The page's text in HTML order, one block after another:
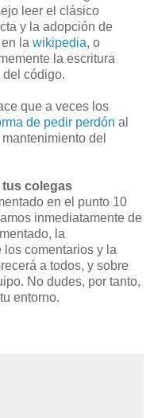
leer el clásico
y la adopción de
la wikipedia, o
la escritura
código.
que a veces los
de pedir perdón al
del
tus colegas
en el punto 10
inmediatamente de
la
comentarios y la
a todos, y sobre
No dudes, por tanto,
entorno.